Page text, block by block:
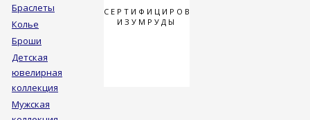
Браслеты
Колье
Броши
Детская
ювелирная
коллекция
Мужская
СЕРТИФИЦИРОВАННЫЕ
ИЗУМРУДЫ